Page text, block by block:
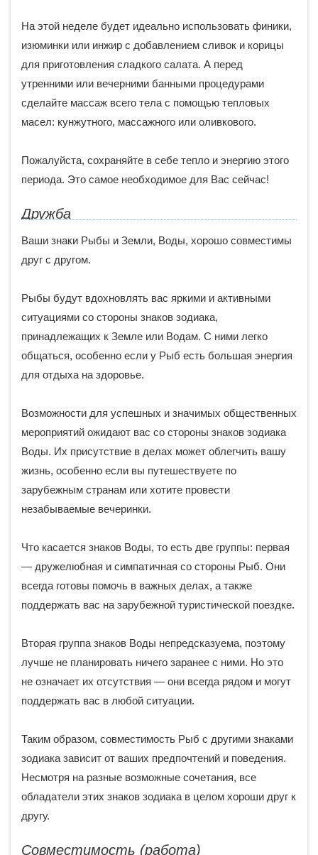
На этой неделе будет идеально использовать финики,
изюминки или инжир с добавлением сливок и корицы
для приготовления сладкого салата. А перед
утренними или вечерними банными процедурами
сделайте массаж всего тела с помощью тепловых
масел: кунжутного, массажного или оливкового.
Пожалуйста, сохраняйте в себе тепло и энергию этого
периода. Это самое необходимое для Вас сейчас!
Дружба
Ваши знаки Рыбы и Земли, Воды, хорошо совместимы
друг с другом.
Рыбы будут вдохновлять вас яркими и активными
ситуациями со стороны знаков зодиака,
принадлежащих к Земле или Водам. С ними легко
общаться, особенно если у Рыб есть большая энергия
для отдыха на здоровье.
Возможности для успешных и значимых общественных
мероприятий ожидают вас со стороны знаков зодиака
Воды. Их присутствие в делах может облегчить вашу
жизнь, особенно если вы путешествуете по
зарубежным странам или хотите провести
незабываемые вечеринки.
Что касается знаков Воды, то есть две группы: первая
— дружелюбная и симпатичная со стороны Рыб. Они
всегда готовы помочь в важных делах, а также
поддержать вас на зарубежной туристической поездке.
Вторая группа знаков Воды непредсказуема, поэтому
лучше не планировать ничего заранее с ними. Но это
не означает их отсутствия — они всегда рядом и могут
поддержать вас в любой ситуации.
Таким образом, совместимость Рыб с другими знаками
зодиака зависит от ваших предпочтений и поведения.
Несмотря на разные возможные сочетания, все
обладатели этих знаков зодиака в целом хороши друг к
другу.
Совместимость (работа)